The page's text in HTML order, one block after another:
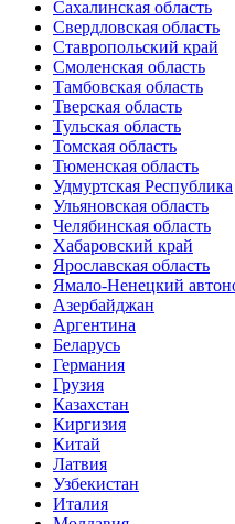
Сахалинская область
Свердловская область
Ставропольский край
Смоленская область
Тамбовская область
Тверская область
Тульская область
Томская область
Тюменская область
Удмуртская Республика
Ульяновская область
Челябинская область
Хабаровский край
Ярославская область
Ямало-Ненецкий
Азербайджан
Аргентина
Беларусь
Германия
Грузия
Казахстан
Киргизия
Китай
Латвия
Узбекистан
Италия